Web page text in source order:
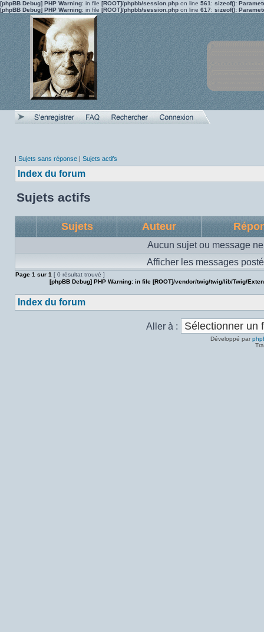
[phpBB Debug] PHP Warning: in file [ROOT]/phpbb/session.php on line 561 : sizeof():
[phpBB Debug] PHP Warning: in file [ROOT]/phpbb/session.php on line 617: sizeof():
| Sujets sans réponse | Sujets actifs
Index du forum
Sujets actifs
Sujets Auteur
Aucun sujet ou message
Afficher les messages
Page 1 sur 1 [ 0 résultat trouvé ]
[phpBB Debug] PHP Warning: in file [ROOT]/vendor/twig/twig/lib/Twig/
Index du forum
Aller à :
Développé par